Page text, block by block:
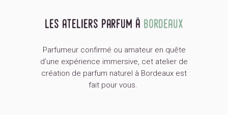
les ateliers parfum à bordeaux
Parfumeur confirmé ou amateur en quête
d’une expérience immersive, cet atelier de
création de parfum naturel à Bordeaux est
fait pour vous.